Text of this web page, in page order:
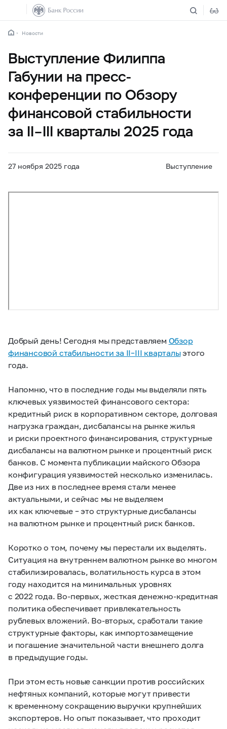
Новости
Выступление Филиппа
Габунии на пресс-
конференции по Обзору
финансовой стабильности
за II–III кварталы 2025 года
27 ноября 2025 года Выступление
Добрый день! Сегодня мы представляем Обзор
финансовой стабильности за II–III кварталыэтого
года.
Напомню, что в последние годы мы выделяли пять
ключевых уязвимостей финансового сектора:
кредитный риск в корпоративном секторе, долговая
нагрузка граждан, дисбалансы на рынке жилья
и риски проектного финансирования, структурные
дисбалансы на валютном рынке и процентный риск
банков. С момента публикации майского Обзора
конфигурация уязвимостей несколько изменилась.
Две из них в последнее время стали менее
актуальными, и сейчас мы не выделяем
их как ключевые – это структурные дисбалансы
на валютном рынке и процентный риск банков.
Коротко о том, почему мы перестали их выделять.
Ситуация на внутреннем валютном рынке во многом
стабилизировалась, волатильность курса в этом
году находится на минимальных уровнях
с 2022 года. Во-первых, жесткая денежно-кредитная
политика обеспечивает привлекательность
рублевых вложений. Во-вторых, сработали такие
структурные факторы, как импортозамещение
и погашение значительной части внешнего долга
в предыдущие годы.
При этом есть новые санкции против российских
нефтяных компаний, которые могут привести
к временному сокращению выручки крупнейших
экспортеров. Но опыт показывает, что проходит